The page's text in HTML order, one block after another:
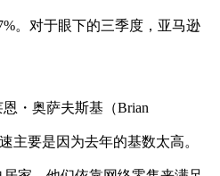
。对于眼下的三季度，亚马逊
・奥萨夫斯基（Brian
主要是因为去年的基数太高。